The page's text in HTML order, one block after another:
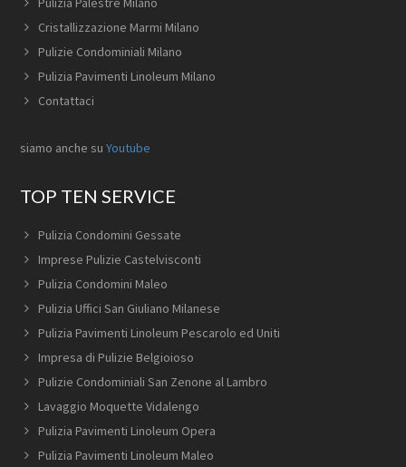
Cristallizzazione Marmi Milano
Pulizie Condominiali Milano
Pulizia Pavimenti Linoleum Milano
Contattaci
siamo anche suYoutube
TOP TEN SERVICE
Pulizia Condomini Gessate
Imprese Pulizie Castelvisconti
Pulizia Condomini Maleo
Pulizia Uffici San Giuliano Milanese
Pulizia Pavimenti Linoleum Pescarolo ed Uniti
Impresa di Pulizie Belgioioso
Pulizie Condominiali San Zenone al Lambro
Lavaggio Moquette Vidalengo
Pulizia Pavimenti Linoleum Opera
Pulizia Pavimenti Linoleum Maleo